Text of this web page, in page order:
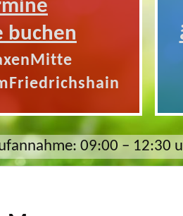
buchen
09:00 – 12:30